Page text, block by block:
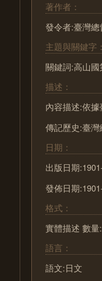
著作者：
發令者:臺灣
主題與關鍵字：
關鍵詞:高山
描述：
內容描述:依
傳記歷史:臺灣
日期：
出版日期
發佈日期
格式：
實體描述 數量
語言：
語文:日文